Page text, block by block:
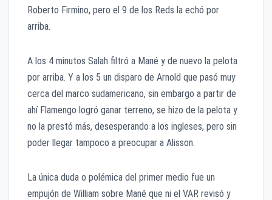
Roberto Firmino, pero el 9 de los Reds la echó por
arriba.
A los 4 minutos Salah filtró a Mané y de nuevo la pelota
por arriba. Y a los 5 un disparo de Arnold que pasó muy
cerca del marco sudamericano, sin embargo a partir de
ahí Flamengo logró ganar terreno, se hizo de la pelota y
no la prestó más, desesperando a los ingleses, pero sin
poder llegar tampoco a preocupar a Alisson.
La única duda o polémica del primer medio fue un
empujón de William sobre Mané que ni el VAR revisó y